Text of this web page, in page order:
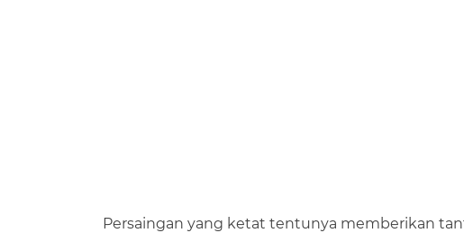
Persaingan yang ketat tentunya memberikan